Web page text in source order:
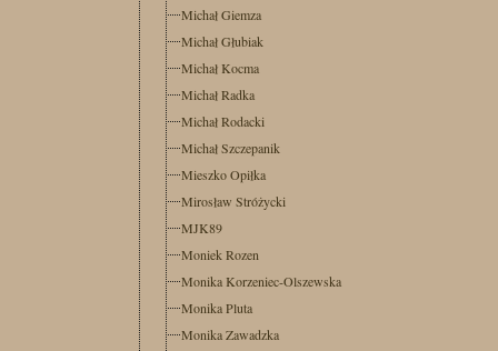
Michał Giemza
Michał Głubiak
Michał Kocma
Michał Radka
Michał Rodacki
Michał Szczepanik
Mieszko Opiłka
Mirosław Stróżycki
MJK89
Moniek Rozen
Monika Korzeniec-Olszewska
Monika Pluta
Monika Zawadzka